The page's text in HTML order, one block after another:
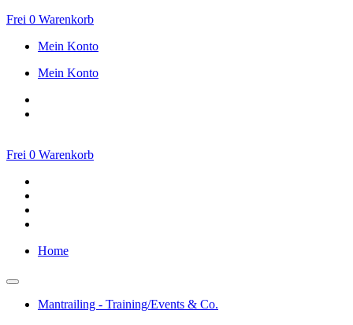
Frei 0 Warenkorb
Mein Konto
Mein Konto
Frei 0 Warenkorb
Home
Mantrailing - Training/Events & Co.